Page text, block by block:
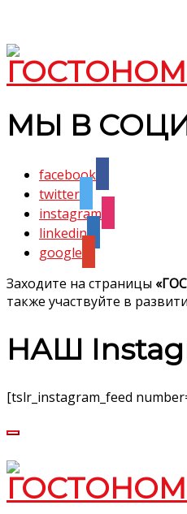
МЫ В
facebook
twitter
instagram
linkedin
google
Заходите на страницы
также участвуйте в
НАШ
[tslr_instagram_feed